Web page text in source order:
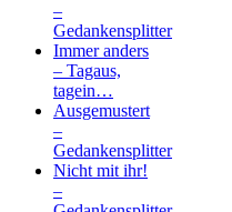
–
Gedankensplitter
Immer anders
– Tagaus,
tagein…
Ausgemustert
–
Gedankensplitter
Nicht mit ihr!
–